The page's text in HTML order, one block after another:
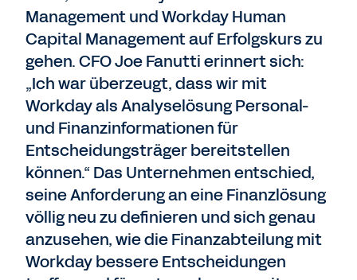
Management und Workday Human
Capital Management auf Erfolgskurs zu
gehen. CFO Joe Fanutti erinnert sich:
„Ich war überzeugt, dass wir mit
Workday als Analyselösung Personal-
und Finanzinformationen für
Entscheidungsträger bereitstellen
können.“ Das Unternehmen entschied,
seine Anforderung an eine Finanzlösung
völlig neu zu definieren und sich genau
anzusehen, wie die Finanzabteilung mit
Workday bessere Entscheidungen